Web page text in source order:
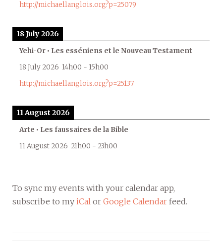
http://michaellanglois.org?p=25079
18 July 2026
Yehi-Or • Les esséniens et le Nouveau Testament
18 July 2026 14h00 - 15h00
http://michaellanglois.org?p=25137
11 August 2026
Arte • Les faussaires de la Bible
11 August 2026 21h00 - 23h00
To sync my events with your calendar app,
subscribe to my iCal or Google Calendar feed.